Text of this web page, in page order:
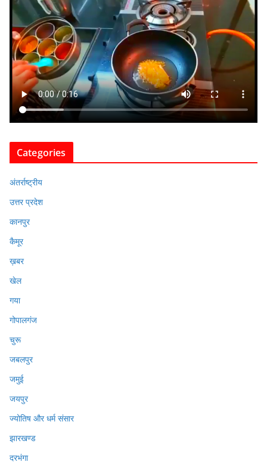
Categories
अंतर्राष्ट्रीय
उत्तर प्रदेश
कानपुर
कैमूर
ख़बर
खेल
गया
गोपालगंज
चुरू
जबलपुर
जमुई
जयपुर
ज्योतिष और धर्म संसार
झारखण्ड
दरभंगा